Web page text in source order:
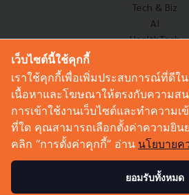
Tech & Biz
AI
HealthTech
Corp Innov
Saucy
Sustainable
Videos
Podcast
เว็บไซต์นี้ใช้คุกกี้
เราใช้คุกกี้เพื่อเพิ่มประสบการณ์ที่ดีใ
เนื้อหาและโฆษณาให้ตรงกับความสน
การเข้าใช้งานเว็บไซต์และทำความเ
ที่ใด คุณสามารถเลือกตั้งค่าความยิน
คลิก “การตั้งค่าคุกกี้” อ่าน นโยบายค
ยอมรับทั้งหมด